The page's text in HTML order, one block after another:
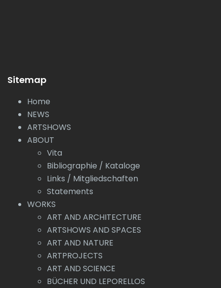
Sitemap
Home
NEWS
ARTSHOWS
ABOUT
Vita
Bibliographie / Kataloge
Links / Mitgliedschaften
Statements
WORKS
ART AND ARCHITECTURE
ARTSHOWS AND SPACES
ART AND NATURE
ARTPROJECTS
ART AND SCIENCE
BÜCHER UND LEPORELLOS